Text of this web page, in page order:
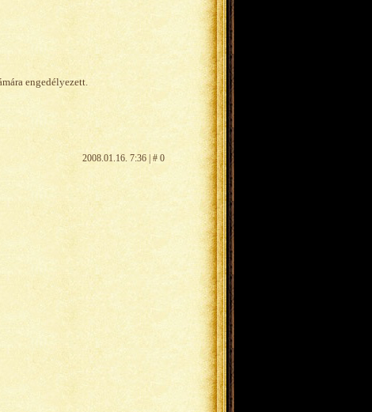
engedélyezett.
2008.01.16. 7:36 | # 0